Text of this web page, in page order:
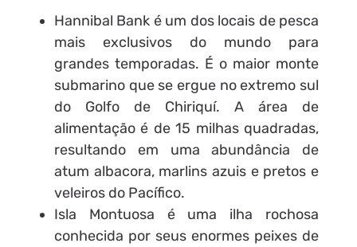
Hannibal Bank é um dos locais de pesca
mais exclusivos do mundo para
grandes temporadas. É o maior monte
submarino que se ergue no extremo sul
do Golfo de Chiriquí. A área de
alimentação é de 15 milhas quadradas,
resultando em uma abundância de
atum albacora, marlins azuis e pretos e
veleiros do Pacífico.
Isla Montuosa é uma ilha rochosa
conhecida por seus enormes peixes de